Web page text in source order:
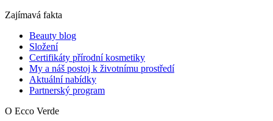
Zajímavá fakta
Beauty blog
Složení
Certifikáty přírodní kosmetiky
My a náš postoj k životnímu prostředí
Aktuální nabídky
Partnerský program
O Ecco Verde